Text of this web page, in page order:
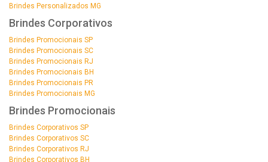
Brindes Personalizados MG
Brindes Corporativos
Brindes Promocionais SP
Brindes Promocionais SC
Brindes Promocionais RJ
Brindes Promocionais BH
Brindes Promocionais PR
Brindes Promocionais MG
Brindes Promocionais
Brindes Corporativos SP
Brindes Corporativos SC
Brindes Corporativos RJ
Brindes Corporativos BH